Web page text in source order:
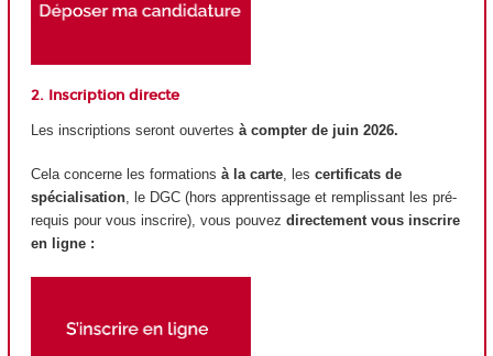
2. Inscription directe
Les inscriptions seront ouvertes à compter de juin 2026.
Cela concerne les formations à la carte, les certificats de
spécialisation, le DGC (hors apprentissage et remplissant les pré-
requis pour vous inscrire), vous pouvez directement vous inscrire
en ligne :